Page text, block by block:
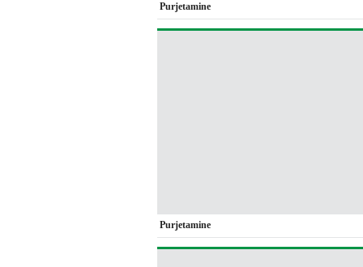
Purjetamine
Purjetamine